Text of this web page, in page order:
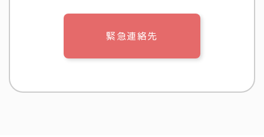
緊急連絡先